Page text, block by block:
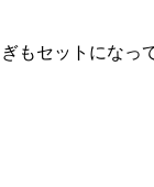
もセットになっ